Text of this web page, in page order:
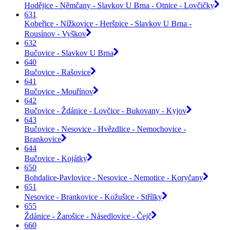
Hodějice - Němčany - Slavkov U Brna - Otnice - Lovčičky
631
Kobeřice - Nížkovice - Heršpice - Slavkov U Brna -
Rousínov - Vyškov
632
Bučovice - Slavkov U Brna
640
Bučovice - Rašovice
641
Bučovice - Mouřínov
642
Bučovice - Ždánice - Lovčice - Bukovany - Kyjov
643
Bučovice - Nesovice - Hvězdlice - Nemochovice -
Brankovice
644
Bučovice - Kojátky
650
Bohdalice-Pavlovice - Nesovice - Nemotice - Koryčany
651
Nesovice - Brankovice - Kožušice - Střílky
655
Ždánice - Žarošice - Násedlovice - Čejč
660